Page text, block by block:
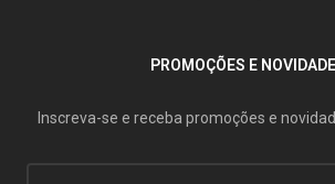
PROMOÇÕES E
Inscreva-se e receba promoções e